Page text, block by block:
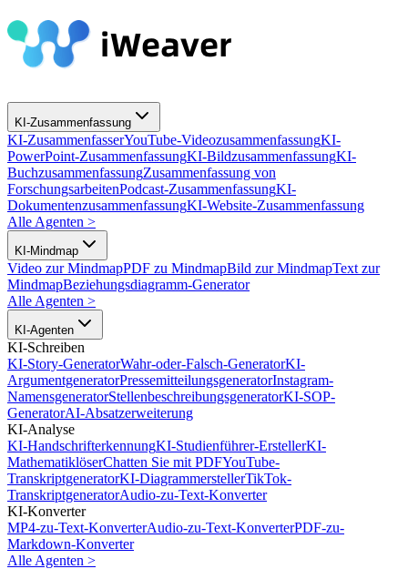
KI-Zusammenfassung
KI-ZusammenfasserYouTube-VideozusammenfassungKI-
PowerPoint-ZusammenfassungKI-BildzusammenfassungKI-
BuchzusammenfassungZusammenfassung von
ForschungsarbeitenPodcast-ZusammenfassungKI-
DokumentenzusammenfassungKI-Website-Zusammenfassung
Alle Agenten >
KI-Mindmap
Video zur MindmapPDF zu MindmapBild zur MindmapText zur
MindmapBeziehungsdiagramm-Generator
Alle Agenten >
KI-Agenten
KI-Schreiben
KI-Story-GeneratorWahr-oder-Falsch-GeneratorKI-
ArgumentgeneratorPressemitteilungsgeneratorInstagram-
NamensgeneratorStellenbeschreibungsgeneratorKI-SOP-
GeneratorAI-Absatzerweiterung
KI-Analyse
KI-HandschrifterkennungKI-Studienführer-ErstellerKI-
MathematiklöserChatten Sie mit PDFYouTube-
TranskriptgeneratorKI-DiagrammerstellerTikTok-
TranskriptgeneratorAudio-zu-Text-Konverter
KI-Konverter
MP4-zu-Text-KonverterAudio-zu-Text-KonverterPDF-zu-
Markdown-Konverter
Alle Agenten >